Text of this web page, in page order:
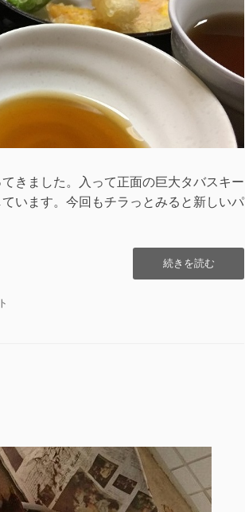
市
–”の
きました。入って正面の巨大タバスキー
います。今回もチラっとみると新しいパ
“丹
波
続きを読む